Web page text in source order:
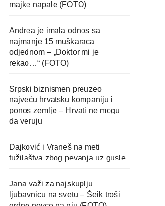
majke napale (FOTO)
Andrea je imala odnos sa
najmanje 15 muškaraca
odjednom – „Doktor mi je
rekao…“ (FOTO)
Srpski biznismen preuzeo
najveću hrvatsku kompaniju i
ponos zemlje – Hrvati ne mogu
da veruju
Dajković i Vraneš na meti
tužilaštva zbog pevanja uz gusle
Jana važi za najskuplju
ljubavnicu na svetu – Šeik troši